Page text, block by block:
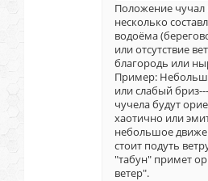
Положение чучал
несколько
водоёма
или отсутствие
благородь или
Пример:
или слабый
чучела будут
хаотично или
небольшое
стоит подуть
"табун" примет
ветер".